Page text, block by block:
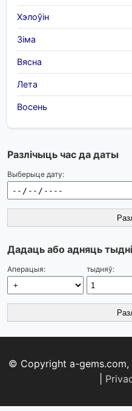
Хэлоўін
Зіма
Вясна
Лета
Восень
Разлічыць час да даты
Выберыце дату:
Дадаць або адняць
Аперацыя: тыдняў:
© Copyright a-gems.com,